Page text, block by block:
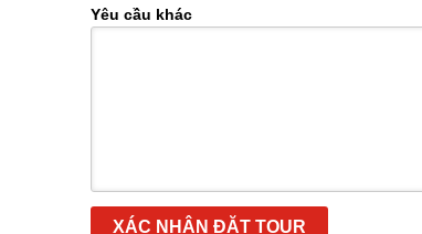
Yêu cầu khác
XÁC NHẬN ĐẶT TOUR